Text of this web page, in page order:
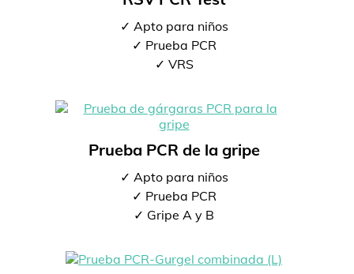
✓ Apto para niños
✓ Prueba PCR
✓ VRS
Prueba PCR de la gripe
✓ Apto para niños
✓ Prueba PCR
✓ Gripe A y B